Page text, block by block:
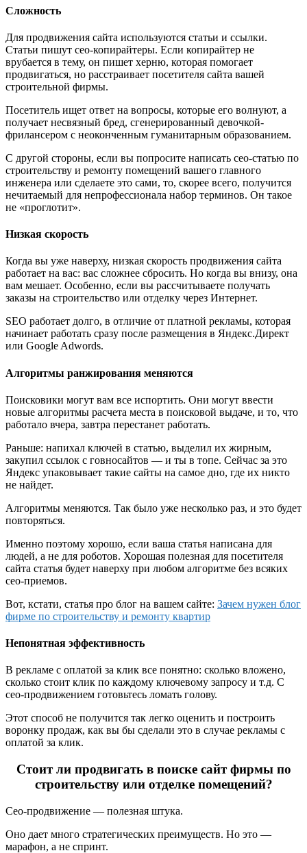
Сложность
Для продвижения сайта используются статьи и ссылки.
Статьи пишут сео-копирайтеры. Если копирайтер не
врубается в тему, он пишет херню, которая помогает
продвигаться, но расстраивает посетителя сайта вашей
строительной фирмы.
Посетитель ищет ответ на вопросы, которые его волнуют, а
получает несвязный бред, сгенерированный девочкой-
фрилансером с неоконченным гуманитарным образованием.
С другой стороны, если вы попросите написать сео-статью по
строительству и ремонту помещений вашего главного
инженера или сделаете это сами, то, скорее всего, получится
нечитаемый для непрофессионала набор терминов. Он такое
не «проглотит».
Низкая скорость
Когда вы уже наверху, низкая скорость продвижения сайта
работает на вас: вас сложнее сбросить. Но когда вы внизу, она
вам мешает. Особенно, если вы рассчитываете получать
заказы на строительство или отделку через Интернет.
SEO работает долго, в отличие от платной рекламы, которая
начинает работать сразу после размещения в Яндекс.Директ
или Google Adwords.
Алгоритмы ранжирования меняются
Поисковики могут вам все испортить. Они могут ввести
новые алгоритмы расчета места в поисковой выдаче, и то, что
работало вчера, завтра перестанет работать.
Раньше: напихал ключей в статью, выделил их жирным,
закупил ссылок с говносайтов — и ты в топе. Сейчас за это
Яндекс упаковывает такие сайты на самое дно, где их никто
не найдет.
Алгоритмы меняются. Так было уже несколько раз, и это будет
повторяться.
Именно поэтому хорошо, если ваша статья написана для
людей, а не для роботов. Хорошая полезная для посетителя
сайта статья будет наверху при любом алгоритме без всяких
сео-приемов.
Вот, кстати, статья про блог на вашем сайте: Зачем нужен блог
фирме по строительству и ремонту квартир
Непонятная эффективность
В рекламе с оплатой за клик все понятно: сколько вложено,
сколько стоит клик по каждому ключевому запросу и т.д. С
сео-продвижением готовьтесь ломать голову.
Этот способ не получится так легко оценить и построить
воронку продаж, как вы бы сделали это в случае рекламы с
оплатой за клик.
Стоит ли продвигать в поиске сайт фирмы по
строительству или отделке помещений?
Сео-продвижение — полезная штука.
Оно дает много стратегических преимуществ. Но это —
марафон, а не спринт.